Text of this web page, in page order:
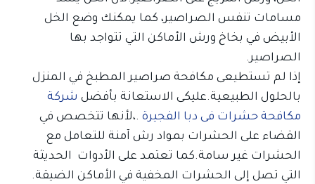
مسامات تنفس الصراصير، كما يمكنك وضع الخل
الأبيض في بخاخ ورش الأماكن التي تتواجد بها
الصراصير.
إذا لم تستطيعى مكافحة صراصير المطبخ في المنزل
بالحلول الطبيعية.عليكى الاستعانة بأفضل شركة
مكافحة حشرات فى دبا الفجيرة .،لأنها تتخصص في
القضاء على الحشرات بمواد رش آمنة للتعامل مع
الحشرات غير سامة.كما تعتمد على الأدوات الحديثة
التي تصل إلى الحشرات المخفية في الأماكن الضيقة.